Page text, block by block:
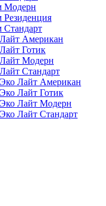
Модерн
Американ
Готик
Модерн
Стандарт
Лайт Американ
Лайт Готик
Лайт Модерн
Лайт Стандарт